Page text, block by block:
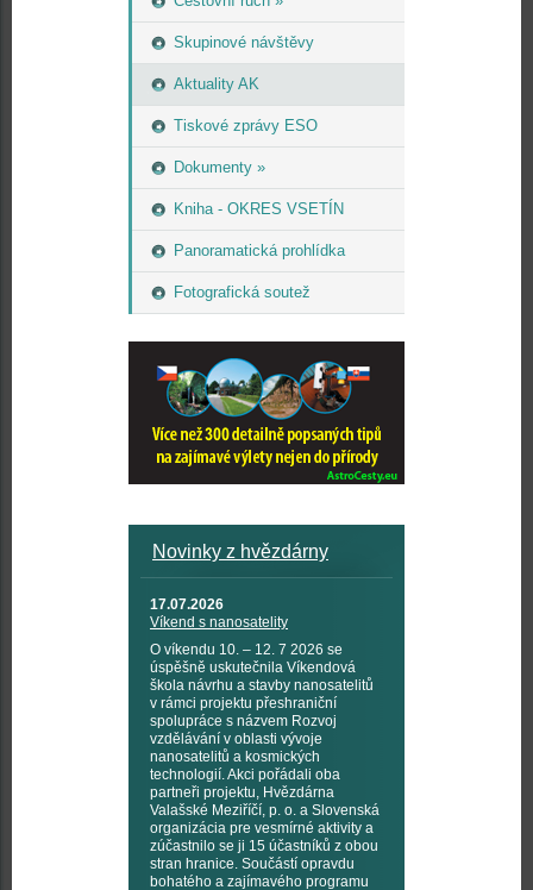
Skupinové návštěvy
Aktuality AK
Tiskové zprávy ESO
Dokumenty »
Kniha - OKRES VSETÍN
Panoramatická prohlídka
Fotografická soutež
Novinky z hvězdárny
17.07.2026
Víkend s nanosatelity
O víkendu 10. – 12. 7 2026 se
úspěšně uskutečnila Víkendová
škola návrhu a stavby nanosatelitů
v rámci projektu přeshraniční
spolupráce s názvem Rozvoj
vzdělávání v oblasti vývoje
nanosatelitů a kosmických
technologií. Akci pořádali oba
partneři projektu, Hvězdárna
Valašské Meziříčí, p. o. a Slovenská
organizácia pre vesmírné aktivity a
zúčastnilo se ji 15 účastníků z obou
stran hranice. Součástí opravdu
bohatého a zajímavého programu